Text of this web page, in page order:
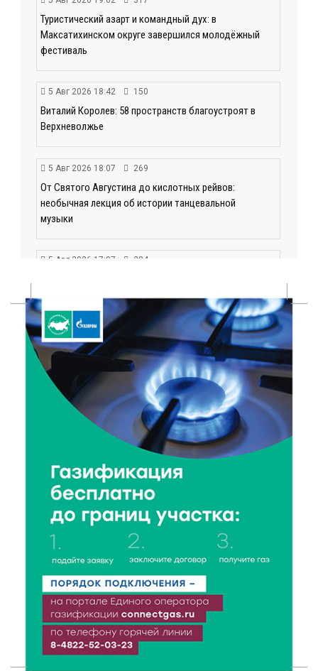
Туристический азарт и командный дух: в
Максатихинском округе завершился молодёжный
фестиваль
5 Авг 2026 18:42 150
Виталий Королев: 58 пространств благоустроят в
Верхневолжье
5 Авг 2026 18:07 269
От Святого Августина до кислотных рейвов:
необычная лекция об истории танцевальной
музыки
5 Авг 2026 17:07 284
Витязи — Духовщина — Белый — Нелидово в
Тверской области
5 Авг 2026 16:32 323
«Зарядка со стражем порядка»: как в Нелидово
приобщают детей к здоровому образу жизни
5 Авг 2026 16:02 289
Спорт и дисциплина: транспортные полицейские
Вышнего Волочка провели зарядку для школьников
Виталий Королев дал старт новым туристическим
проектам в регионе
5 Авг 2026 15:32 308
В Калининском округе отметят День
физкультурника масштабной Спартакиадой
5 Авг 2026 15:25 242